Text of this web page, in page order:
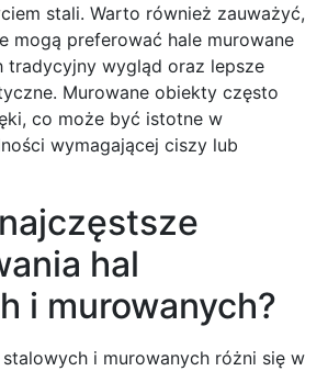
stali. Warto również zauważyć,
mogą preferować hale murowane
tradycyjny wygląd oraz lepsze
Murowane obiekty często
co może być istotne w
wymagającej ciszy lub
hal
i murowanych?
i murowanych różni się w